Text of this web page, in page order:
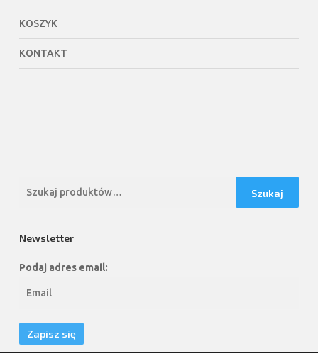
KOSZYK
KONTAKT
Szukaj
Newsletter
Podaj adres email: